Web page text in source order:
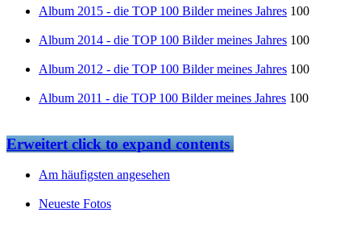
Album 2015 - die TOP 100 Bilder meines Jahres 100
Album 2014 - die TOP 100 Bilder meines Jahres 100
Album 2012 - die TOP 100 Bilder meines Jahres 100
Album 2011 - die TOP 100 Bilder meines Jahres 100
Erweitertclick to expand contents
Am häufigsten angesehen
Neueste Fotos